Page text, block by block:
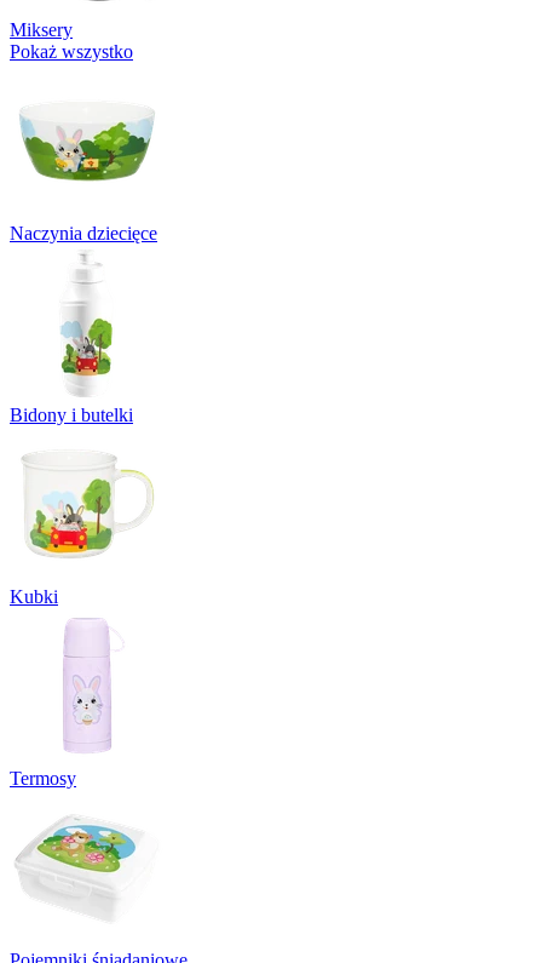
Miksery
Pokaż wszystko
Naczynia dziecięce
Bidony i butelki
Kubki
Termosy